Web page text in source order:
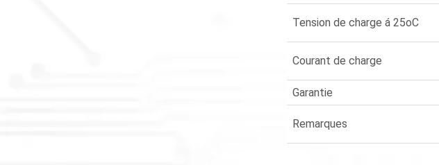
Tension de charge á 25oC
Courant de charge
Garantie
Remarques